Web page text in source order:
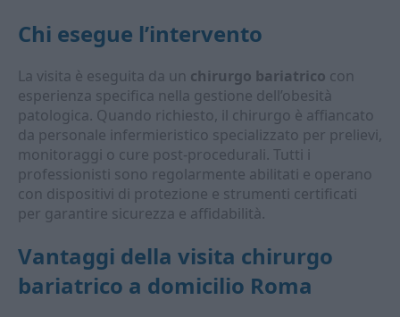
Chi esegue l’intervento
La visita è eseguita da un chirurgo bariatrico con
esperienza specifica nella gestione dell’obesità
patologica. Quando richiesto, il chirurgo è affiancato
da personale infermieristico specializzato per prelievi,
monitoraggi o cure post-procedurali. Tutti i
professionisti sono regolarmente abilitati e operano
con dispositivi di protezione e strumenti certificati
per garantire sicurezza e affidabilità.
Vantaggi della visita chirurgo
bariatrico a domicilio Roma